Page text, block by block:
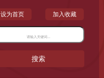
设为首页 加入收藏
搜索